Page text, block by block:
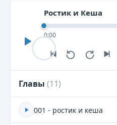
Ростик и Кеша
0:00
Главы (11)
001 - ростик и кеша